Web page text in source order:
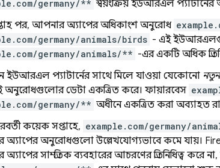
germany/** স্বয়ংক্রিয় ইউআরএল প্যাটার্নের
পর, আপনার অ্যাপের অধিকাংশ অনুরোধ
germany/animals/birds - এই
germany/animals/** -এর একটি অধিক
ইউআরএল প্যাটার্নের সাথে মিলে যাওয়া যেকোনো নতুন
অনুরোধগুলোর ডেটা একত্রিত করে। ফায়ারবেস
germany/** অধীনে একত্রিত করা অব্যাহত
কয়েক সপ্তাহে, example.com/germany/
অ্যাপের অনুরোধগুলো উল্লেখযোগ্যভাবে কমে যায়।
অ্যাপের সাম্প্রতিক ব্যবহারের আচরণের প্রতিনিধিত্ব